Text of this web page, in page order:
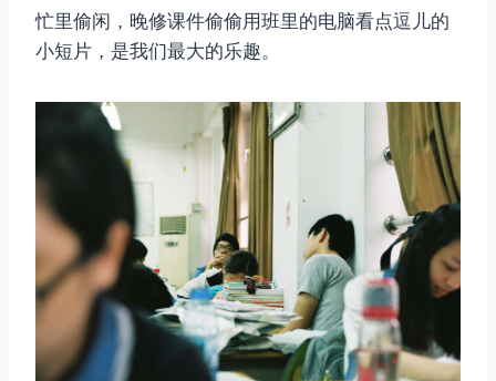
忙里偷闲，晚修课件偷偷用班里的电脑看点逗儿的
小短片，是我们最大的乐趣。